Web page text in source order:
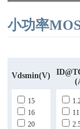
小功率
Vdsmin(v)
15
16
20
11